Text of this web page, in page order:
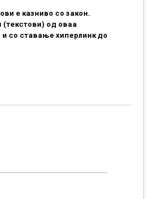
е казниво со закон.
од оваа
со ставање хиперлинк до